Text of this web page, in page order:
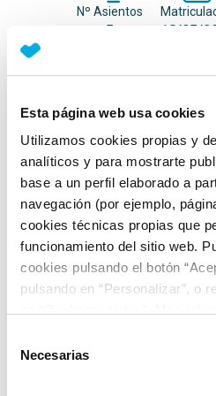
Esta página web usa cookies
Utilizamos cookies propias y
analíticos y para mostrarte
base a un perfil elaborado a
navegación (por ejemplo,
cookies técnicas propias que
funcionamiento del sitio web.
cookies pulsando el botón
pulsando en “Personalizar”, o
Necesarias
Nº Asientos
5 18/05/
Detalles destacados
Últimos mantenimientos
Ficha técnica
Exterior